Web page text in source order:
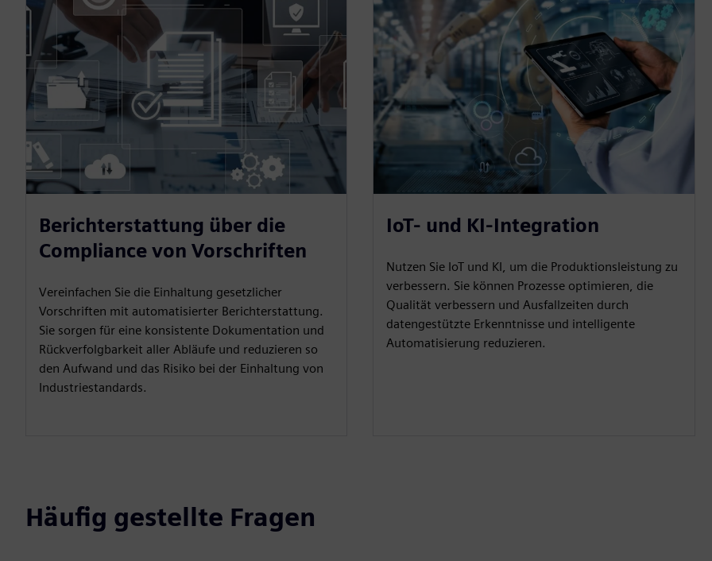
Berichterstattung über die
Compliance von Vorschriften
Vereinfachen Sie die Einhaltung gesetzlicher
Vorschriften mit automatisierter Berichterstattung.
Sie sorgen für eine konsistente Dokumentation und
Rückverfolgbarkeit aller Abläufe und reduzieren so
den Aufwand und das Risiko bei der Einhaltung von
Industriestandards.
IoT- und KI-Integration
Nutzen Sie IoT und KI, um die Produktionsleistung zu
verbessern. Sie können Prozesse optimieren, die
Qualität verbessern und Ausfallzeiten durch
datengestützte Erkenntnisse und intelligente
Automatisierung reduzieren.
Häufig gestellte Fragen